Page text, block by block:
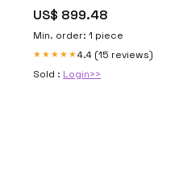
US$ 899.48
Min. order: 1 piece
★★★★★4.4 (15 reviews)
Sold : Login>>